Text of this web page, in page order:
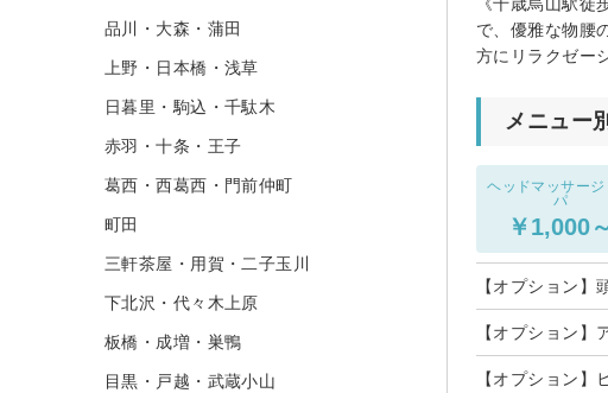
で、優雅な物腰
方にリラクゼー
メニュー
ヘッドマッサージ
パ
￥1,000
【オプション】
【オプション】
【オプション】
品川・大森・蒲田
上野・日本橋・浅草
日暮里・駒込・千駄木
赤羽・十条・王子
葛西・西葛西・門前仲町
町田
三軒茶屋・用賀・二子玉川
下北沢・代々木上原
板橋・成増・巣鴨
目黒・戸越・武蔵小山